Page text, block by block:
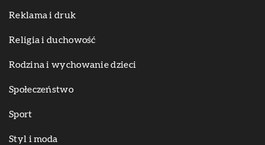
Reklama i druk
Religia i duchowość
Rodzina i wychowanie dzieci
Społeczeństwo
Sport
Styl i moda